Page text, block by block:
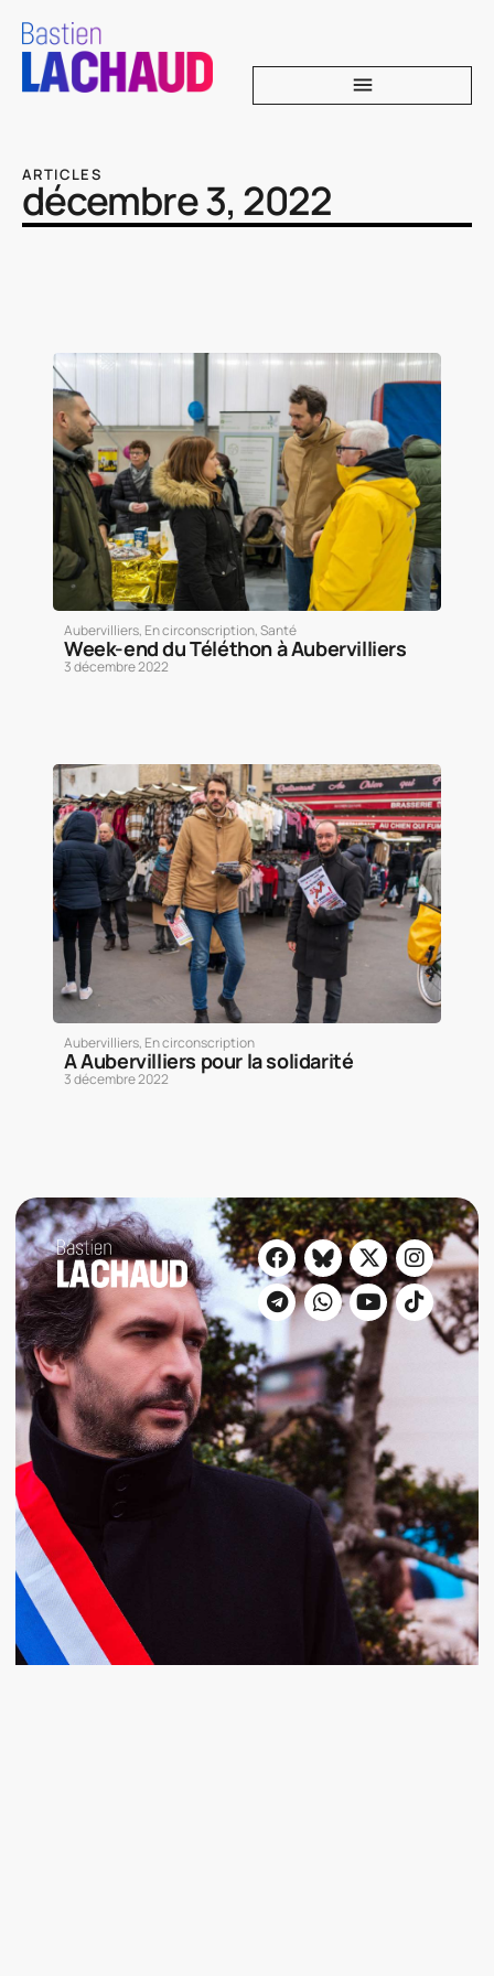
ARTICLES
décembre 3, 2022
Aubervilliers, En circonscription,Santé
Week-end du Téléthon à Aubervilliers
3 décembre 2022
Aubervilliers, En circonscription
A Aubervilliers pour la solidarité
3 décembre 2022